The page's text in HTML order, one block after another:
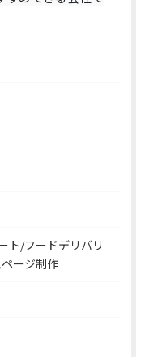
ト/フードデリバリ
ージ制作